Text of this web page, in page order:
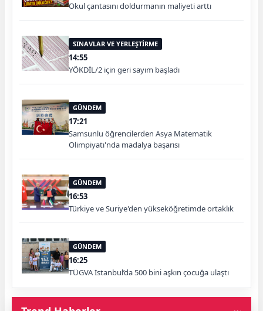
Okul çantasını doldurmanın maliyeti arttı
SINAVLAR VE YERLEŞTİRME
14:55
YÖKDİL/2 için geri sayım başladı
GÜNDEM
17:21
Samsunlu öğrencilerden Asya Matematik
Olimpiyatı'nda madalya başarısı
GÜNDEM
16:53
Türkiye ve Suriye'den yükseköğretimde ortaklık
GÜNDEM
16:25
TÜGVA İstanbul’da 500 bini aşkın çocuğa ulaştı